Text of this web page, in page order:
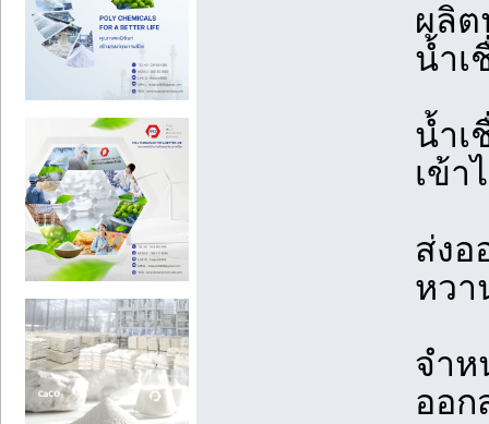
ผลิต
น้ำเ
น้ำเ
เข้า
ส่งอ
หวา
จำห
ออก